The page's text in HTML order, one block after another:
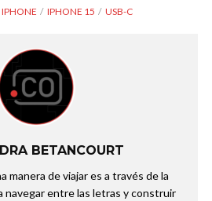
IPHONE IPHONE 15 USB-C
BETANCOURT
manera de viajar es a través de la
navegar entre las letras y construir